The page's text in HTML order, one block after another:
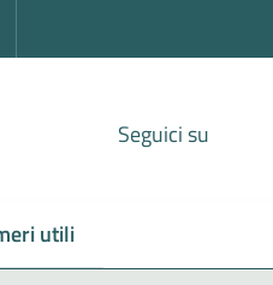
Seguici su
utili